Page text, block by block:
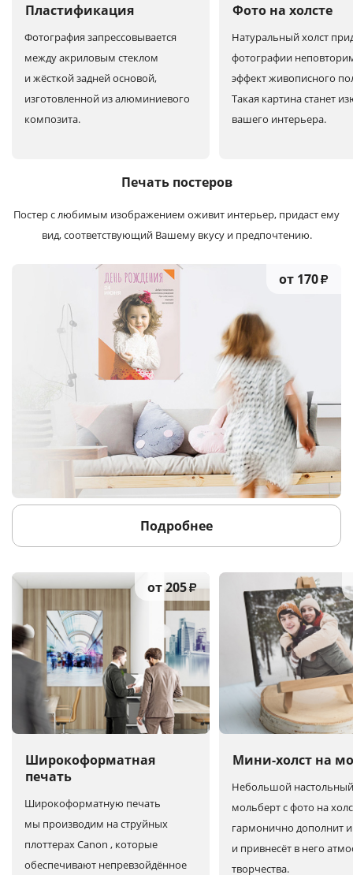
Пластификация
Фотография запрессовывается
между акриловым стеклом
и жёсткой задней основой,
изготовленной из алюминиевого
композита.
Фото на холсте
Натуральный холст
фотографии
эффект живописного
Такая картина станет
вашего интерьера.
Печать постеров
Постер с любимым изображением оживит интерьер, придаст ему
вид, соответствующий Вашему вкусу и предпочтению.
от 170₽
Подробнее
Широкоформатная
печать
от 205₽
Широкоформатную печать
мы производим на струйных
плоттерах Canon , которые
обеспечивают непревзойдённое
Мини-холст на
Небольшой настольный
мольберт с фото на
гармонично дополнит
и привнесёт в него
творчества.